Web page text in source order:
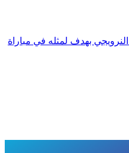
بهدف لمثله في مباراة